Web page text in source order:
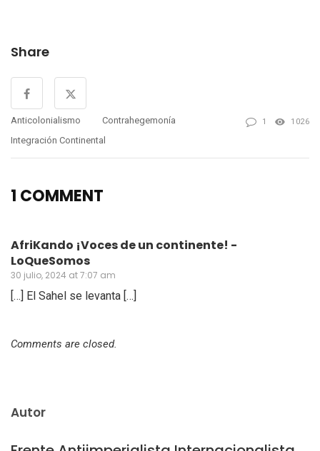
París siente el dedo en…
Share
Anticolonialismo
Contrahegemonía
Integración Continental
1 1026
1 COMMENT
AfriKando ¡Voces de un continente! -
LoQueSomos
30 julio, 2024 at 7:07 am
[…] El Sahel se levanta […]
Comments are closed.
Autor